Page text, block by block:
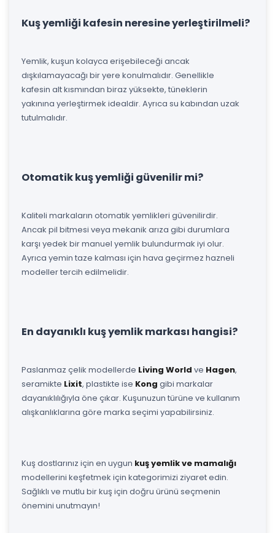
Kuş yemliği kafesin neresine yerleştirilmeli?
Yemlik, kuşun kolayca erişebileceği ancak
dışkılamayacağı bir yere konulmalıdır. Genellikle
kafesin alt kısmından biraz yüksekte, tüneklerin
yakınına yerleştirmek idealdir. Ayrıca su kabından uzak
tutulmalıdır.
Otomatik kuş yemliği güvenilir mi?
Kaliteli markaların otomatik yemlikleri güvenilirdir.
Ancak pil bitmesi veya mekanik arıza gibi durumlara
karşı yedek bir manuel yemlik bulundurmak iyi olur.
Ayrıca yemin taze kalması için hava geçirmez hazneli
modeller tercih edilmelidir.
En dayanıklı kuş yemlik markası hangisi?
Paslanmaz çelik modellerde Living World ve Hagen,
seramikte Lixit, plastikte ise Kong gibi markalar
dayanıklılığıyla öne çıkar. Kuşunuzun türüne ve kullanım
alışkanlıklarına göre marka seçimi yapabilirsiniz.
Kuş dostlarınız için en uygun kuş yemlik ve mamalığı
modellerini keşfetmek için kategorimizi ziyaret edin.
Sağlıklı ve mutlu bir kuş için doğru ürünü seçmenin
önemini unutmayın!